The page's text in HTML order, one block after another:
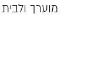
מוערך